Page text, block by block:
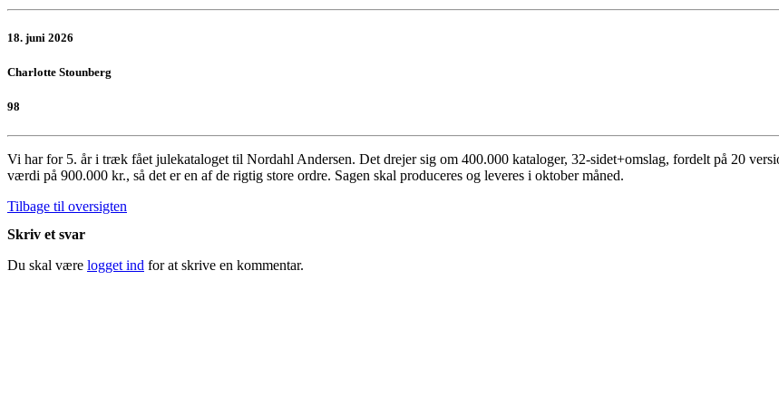
18. juni 2026
Charlotte Stounberg
98
Vi har for 5. år i træk fået julekataloget til Nordahl Andersen. Det drejer sig om 400.000 kataloger, 32-sidet+omslag, fordelt på 20
værdi på 900.000 kr., så det er en af de rigtig store ordre. Sagen skal produceres og leveres i oktober måned.
Tilbage til oversigten
Skriv et svar
Du skal være logget ind for at skrive en kommentar.